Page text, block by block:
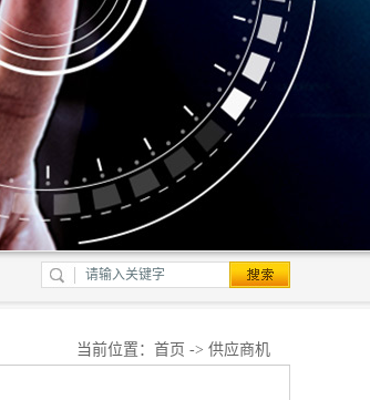
当前位置： 首页 -> 供应商机